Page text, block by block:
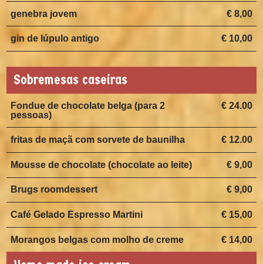
€ 8,00
genebra jovem
€ 10,00
gin de lúpulo antigo
Sobremesas caseiras
€ 24.00
Fondue de chocolate belga (para 2
pessoas)
€ 12.00
fritas de maçã com sorvete de baunilha
€ 9,00
Mousse de chocolate (chocolate ao leite)
€ 9,00
Brugs roomdessert
€ 15,00
Café Gelado Espresso Martini
€ 14,00
Morangos belgas com molho de creme